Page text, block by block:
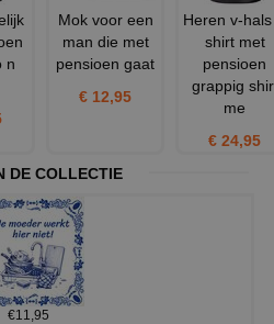
n
Mok voor een
man die met
pensioen gaat
€ 12,95
Heren v-
shirt met
pensioen
grappig
me
€ 24,95
DE COLLECTIE
€11,95